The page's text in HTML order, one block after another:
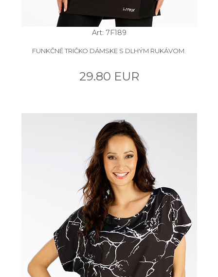
Art: 7F189
FUNKČNÉ TRIČKO DÁMSKE S DLHÝM RUKÁVOM.
29.80 EUR